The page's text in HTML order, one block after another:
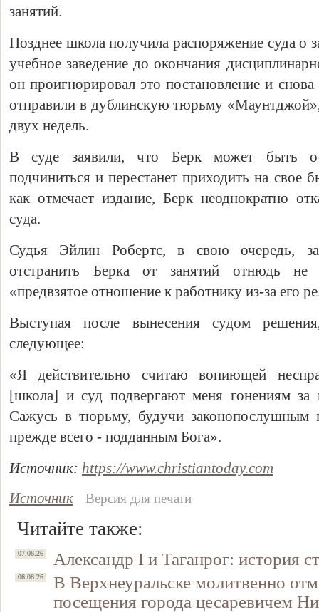
занятий.
Позднее школа получила распоряжение суда о
учебное заведение до окончания
он проигнорировал это постановление и
отправили в дублинскую тюрьму
двух недель.
В суде заявили, что Берк может быть
подчиниться и перестанет приходить на свое
как отмечает издание, Берк неоднократно
суда.
Судья Эйлин Робертс, в свою очередь,
отстранить Берка от занятий отнюдь не
«предвзятое отношение к работнику из-за его
Выступая после вынесения судом
следующее:
«Я действительно считаю вопиющей
[школа] и суд подвергают меня гонениям за
Сажусь в тюрьму, будучи законопослушным
прежде всего - подданным Бога».
Источник: https://www.christiantoday.com
Источник
Версия для печати
Читайте также:
07.08.26 Александр I и Таганрог: история
06.08.26
В Верхнеуральске молитвенно
посещения города цесаревичем
Свидетельство